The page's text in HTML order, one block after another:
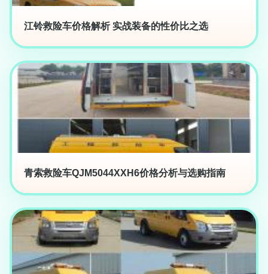
江铃救险车价格解析 实战装备的性价比之选
青索救险车QJM5044XXH6价格分析与选购指南